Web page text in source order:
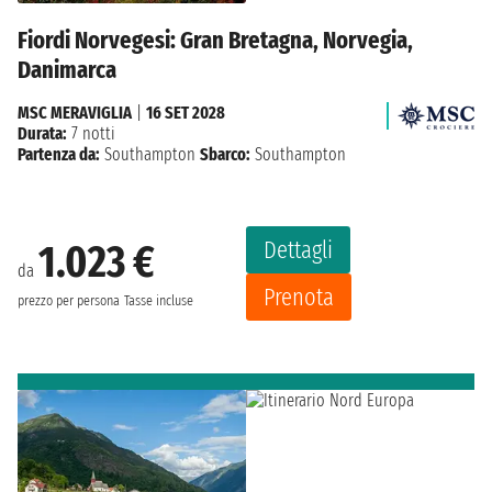
Fiordi Norvegesi: Gran Bretagna, Norvegia,
Danimarca
da 1.023 €
prezzo per persona Tasse incluse
Dettagli
Prenota
MSC MERAVIGLIA| 16 SET 2028
Durata: 7 notti
Partenza da: Southampton Sbarco: Southampton